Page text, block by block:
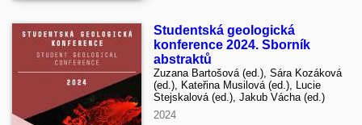
Studentská geologická
konference 2024. Sborník
abstraktů
Zuzana Bartošová (ed.), Sára Kozáková
(ed.), Kateřina Musilová (ed.), Lucie
Stejskalová (ed.), Jakub Vácha (ed.)
2024